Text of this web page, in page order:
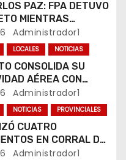
PAZ: FPA DETUVO
MIENTRAS
COCAÍNA Y
EN UNA PLAZA
Administrador1
LOCALES NOTICIAS
CONSOLIDA SU
AÉREA CON
SEMANALES A
Administrador1
NOTICIAS PROVINCIALES
CUATRO
EN CORRAL DE
Administrador1